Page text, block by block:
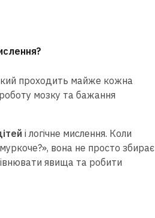
проходить майже кожна
мозку та бажання
і логічне мислення. Коли
вона не просто збирає
явища та робити